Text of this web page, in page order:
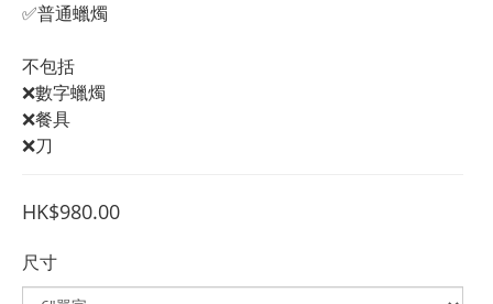
✅普通蠟燭
不包括
❌數字蠟燭
❌餐具
❌刀
HK$980.00
尺寸